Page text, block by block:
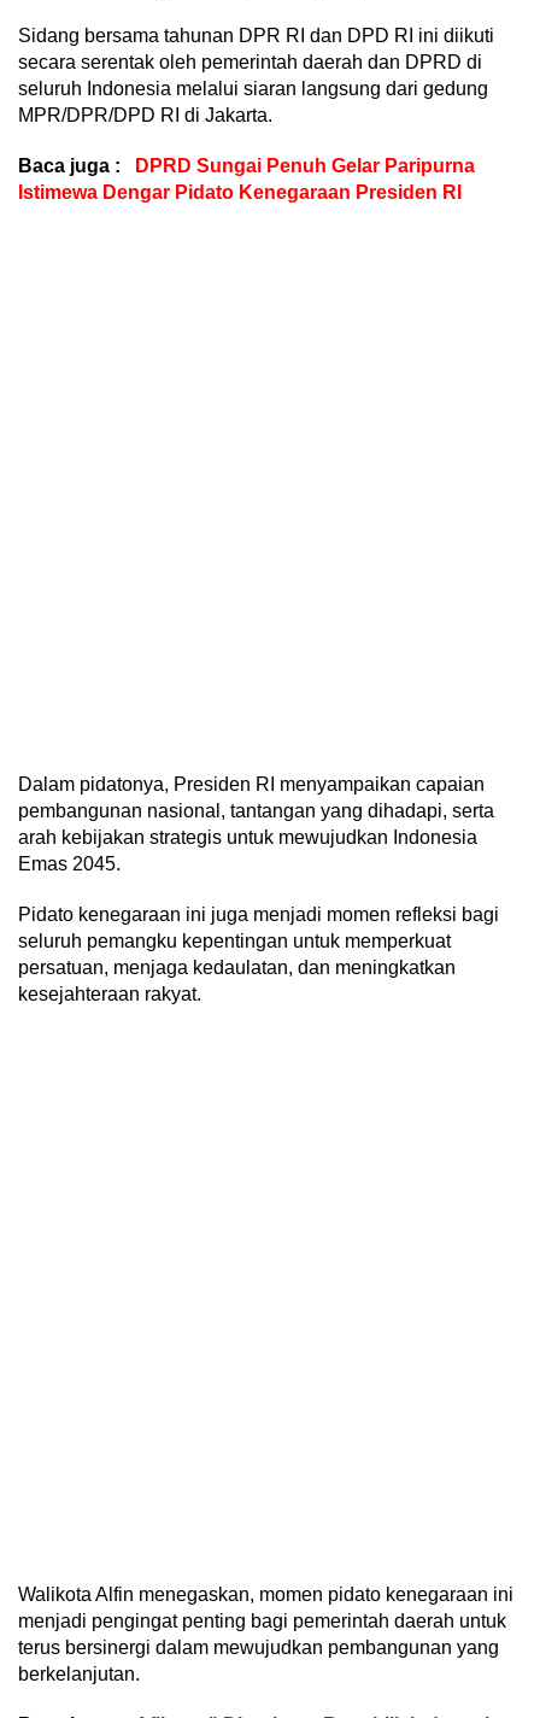
Sidang bersama tahunan DPR RI dan DPD RI ini diikuti
secara serentak oleh pemerintah daerah dan DPRD di
seluruh Indonesia melalui siaran langsung dari gedung
MPR/DPR/DPD RI di Jakarta.
Baca juga :
DPRD Sungai Penuh Gelar Paripurna
Istimewa Dengar Pidato Kenegaraan Presiden RI
Dalam pidatonya, Presiden RI menyampaikan capaian
pembangunan nasional, tantangan yang dihadapi, serta
arah kebijakan strategis untuk mewujudkan Indonesia
Emas 2045.
Pidato kenegaraan ini juga menjadi momen refleksi bagi
seluruh pemangku kepentingan untuk memperkuat
persatuan, menjaga kedaulatan, dan meningkatkan
kesejahteraan rakyat.
Walikota Alfin menegaskan, momen pidato kenegaraan ini
menjadi pengingat penting bagi pemerintah daerah untuk
terus bersinergi dalam mewujudkan pembangunan yang
berkelanjutan.